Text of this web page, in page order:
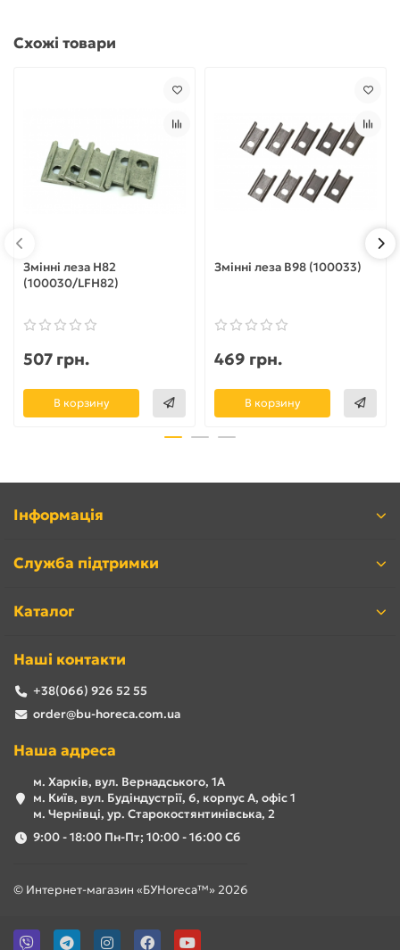
Схожі товари
Змінні леза H82
(100030/LFH82)
507 грн.
В корзину
Змінні леза B98 (100033)
469 грн.
В корзину
Інформація
Служба підтримки
Каталог
Наші контакти
+38(066) 926 52 55
order@bu-horeca.com.ua
Наша адреса
м. Харків, вул. Вернадського, 1А
м. Київ, вул. Будіндустрії, 6, корпус А, офіс 1
м. Чернівці, ур. Старокостянтинівська, 2
9:00 - 18:00 Пн-Пт; 10:00 - 16:00 Сб
© Интернет-магазин «БУHoreca™» 2026